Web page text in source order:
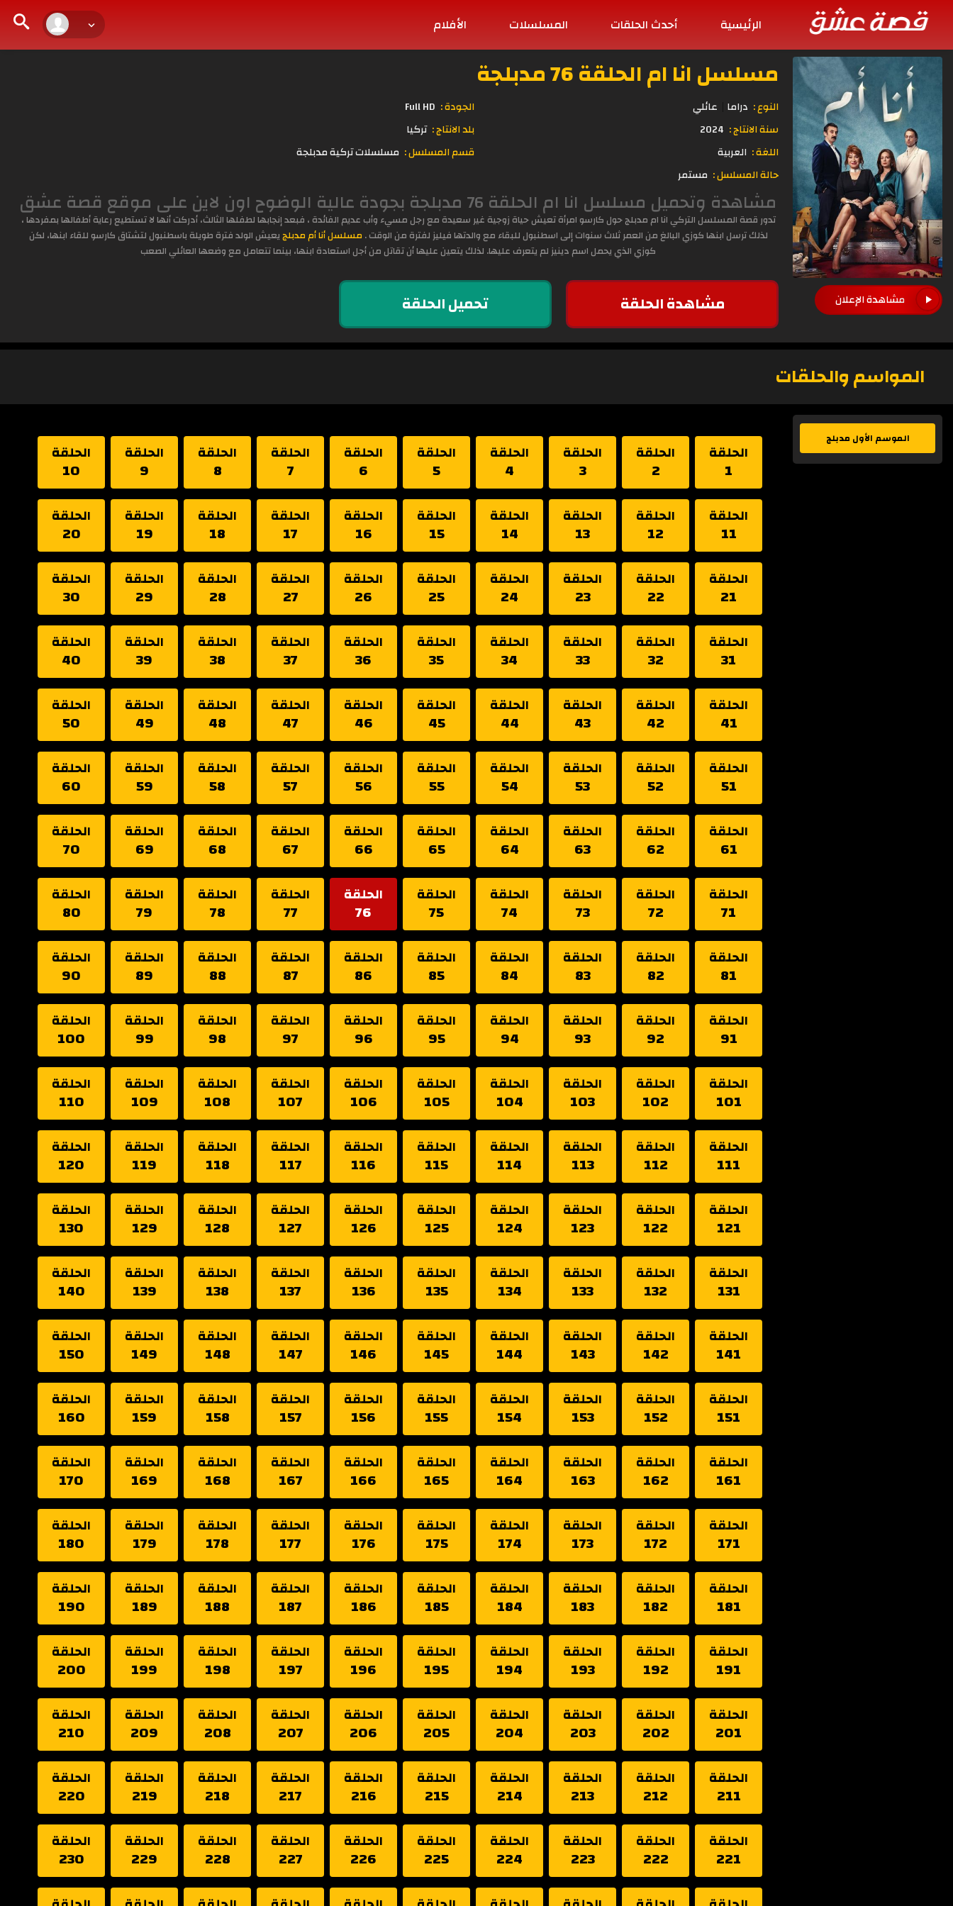
الرئيسية أحدث الحلقات المسلسلات الأفلام
مشاهدة الإعلان
مسلسل انا ام الحلقة 76 مدبلجة
النوع : دراما عائلي الجودة : Full HD
سنة الانتاج : 2024 بلد الانتاج : تركيا
اللغة : العربية قسم المسلسل : مسلسلات تركية مدبلجة
حالة المسلسل : مستمر
مشاهدة وتحميل مسلسل انا ام الحلقة 76 مدبلجة بجودة عالية الوضوح اون لاين على موقع قصة عشق
تدور قصة المسلسل التركي انا ام مدبلج حول كارسو امرأة تعيش حياة زوجية غير سعيدة مع رجل مسيء وأب عديم الفائدة ، فبعد إنجابها لطفلها الثالث، أدركت أنها لا تستطيع رعاية أطفالها بمفردها ،
لذلك ترسل ابنها كوزي البالغ من العمر ثلاث سنوات إلى اسطنبول للبقاء مع والدتها فيليز لفترة من الوقت . مسلسل أنا أم مدبلجيعيش الولد فترة طويلة باسطنبول لتشتاق كارسو للقاء ابنها، لكن
كوزي الذي يحمل اسم دينيز لم يتعرف عليها. لذلك يتعين عليها أن تقاتل من أجل استعادة ابنها، بينما تتعامل مع وضعها العائلي الصعب
مشاهدة الحلقة تحميل الحلقة
المواسم والحلقات
الموسم الأول مدبلج
الحلقة
1
الحلقة
2
الحلقة
3
الحلقة
4
الحلقة
5
الحلقة
6
الحلقة
7
الحلقة
8
الحلقة
9
الحلقة
10
الحلقة
11
الحلقة
12
الحلقة
13
الحلقة
14
الحلقة
15
الحلقة
16
الحلقة
17
الحلقة
18
الحلقة
19
الحلقة
20
الحلقة
21
الحلقة
22
الحلقة
23
الحلقة
24
الحلقة
25
الحلقة
26
الحلقة
27
الحلقة
28
الحلقة
29
الحلقة
30
الحلقة
31
الحلقة
32
الحلقة
33
الحلقة
34
الحلقة
35
الحلقة
36
الحلقة
37
الحلقة
38
الحلقة
39
الحلقة
40
الحلقة
41
الحلقة
42
الحلقة
43
الحلقة
44
الحلقة
45
الحلقة
46
الحلقة
47
الحلقة
48
الحلقة
49
الحلقة
50
الحلقة
51
الحلقة
52
الحلقة
53
الحلقة
54
الحلقة
55
الحلقة
56
الحلقة
57
الحلقة
58
الحلقة
59
الحلقة
60
الحلقة
61
الحلقة
62
الحلقة
63
الحلقة
64
الحلقة
65
الحلقة
66
الحلقة
67
الحلقة
68
الحلقة
69
الحلقة
70
الحلقة
71
الحلقة
72
الحلقة
73
الحلقة
74
الحلقة
75
الحلقة
76
الحلقة
77
الحلقة
78
الحلقة
79
الحلقة
80
الحلقة
81
الحلقة
82
الحلقة
83
الحلقة
84
الحلقة
85
الحلقة
86
الحلقة
87
الحلقة
88
الحلقة
89
الحلقة
90
الحلقة
91
الحلقة
92
الحلقة
93
الحلقة
94
الحلقة
95
الحلقة
96
الحلقة
97
الحلقة
98
الحلقة
99
الحلقة
100
الحلقة
101
الحلقة
102
الحلقة
103
الحلقة
104
الحلقة
105
الحلقة
106
الحلقة
107
الحلقة
108
الحلقة
109
الحلقة
110
الحلقة
111
الحلقة
112
الحلقة
113
الحلقة
114
الحلقة
115
الحلقة
116
الحلقة
117
الحلقة
118
الحلقة
119
الحلقة
120
الحلقة
121
الحلقة
122
الحلقة
123
الحلقة
124
الحلقة
125
الحلقة
126
الحلقة
127
الحلقة
128
الحلقة
129
الحلقة
130
الحلقة
131
الحلقة
132
الحلقة
133
الحلقة
134
الحلقة
135
الحلقة
136
الحلقة
137
الحلقة
138
الحلقة
139
الحلقة
140
الحلقة
141
الحلقة
142
الحلقة
143
الحلقة
144
الحلقة
145
الحلقة
146
الحلقة
147
الحلقة
148
الحلقة
149
الحلقة
150
الحلقة
151
الحلقة
152
الحلقة
153
الحلقة
154
الحلقة
155
الحلقة
156
الحلقة
157
الحلقة
158
الحلقة
159
الحلقة
160
الحلقة
161
الحلقة
162
الحلقة
163
الحلقة
164
الحلقة
165
الحلقة
166
الحلقة
167
الحلقة
168
الحلقة
169
الحلقة
170
الحلقة
171
الحلقة
172
الحلقة
173
الحلقة
174
الحلقة
175
الحلقة
176
الحلقة
177
الحلقة
178
الحلقة
179
الحلقة
180
الحلقة
181
الحلقة
182
الحلقة
183
الحلقة
184
الحلقة
185
الحلقة
186
الحلقة
187
الحلقة
188
الحلقة
189
الحلقة
190
الحلقة
191
الحلقة
192
الحلقة
193
الحلقة
194
الحلقة
195
الحلقة
196
الحلقة
197
الحلقة
198
الحلقة
199
الحلقة
200
الحلقة
201
الحلقة
202
الحلقة
203
الحلقة
204
الحلقة
205
الحلقة
206
الحلقة
207
الحلقة
208
الحلقة
209
الحلقة
210
الحلقة
211
الحلقة
212
الحلقة
213
الحلقة
214
الحلقة
215
الحلقة
216
الحلقة
217
الحلقة
218
الحلقة
219
الحلقة
220
الحلقة
221
الحلقة
222
الحلقة
223
الحلقة
224
الحلقة
225
الحلقة
226
الحلقة
227
الحلقة
228
الحلقة
229
الحلقة
230